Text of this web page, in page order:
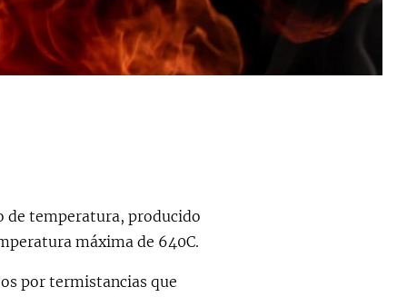
de temperatura, producido
máxima de 640C.
por termistancias que